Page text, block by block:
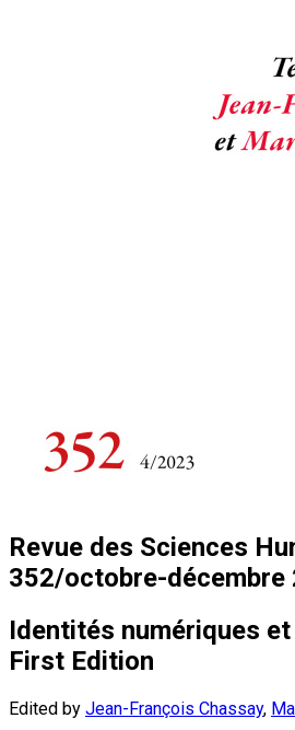
Revue des Sciences
352/octobre-décembre
Identités numériques
First Edition
Edited by Jean-François Chassay,